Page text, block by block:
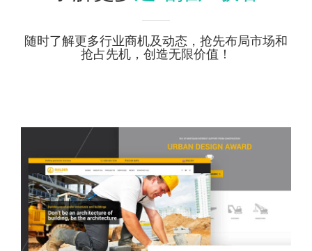
随时了解更多行业商机及动态，抢先布局市场和
抢占先机，创造无限价值！